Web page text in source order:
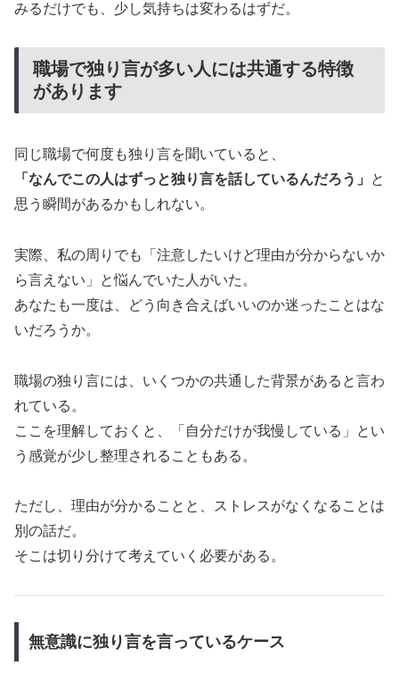
みるだけでも、少し気持ちは変わるはずだ。
職場で独り言が多い人には共通する特徴
があります
同じ職場で何度も独り言を聞いていると、
「なんでこの人はずっと独り言を話しているんだろう」
と
思う瞬間があるかもしれない。
実際、私の周りでも「注意したいけど理由が分からないか
ら言えない」と悩んでいた人がいた。
あなたも一度は、どう向き合えばいいのか迷ったことはな
いだろうか。
職場の独り言には、いくつかの共通した背景があると言わ
れている。
ここを理解しておくと、「自分だけが我慢している」とい
う感覚が少し整理されることもある。
ただし、理由が分かることと、ストレスがなくなることは
別の話だ。
そこは切り分けて考えていく必要がある。
無意識に独り言を言っているケース